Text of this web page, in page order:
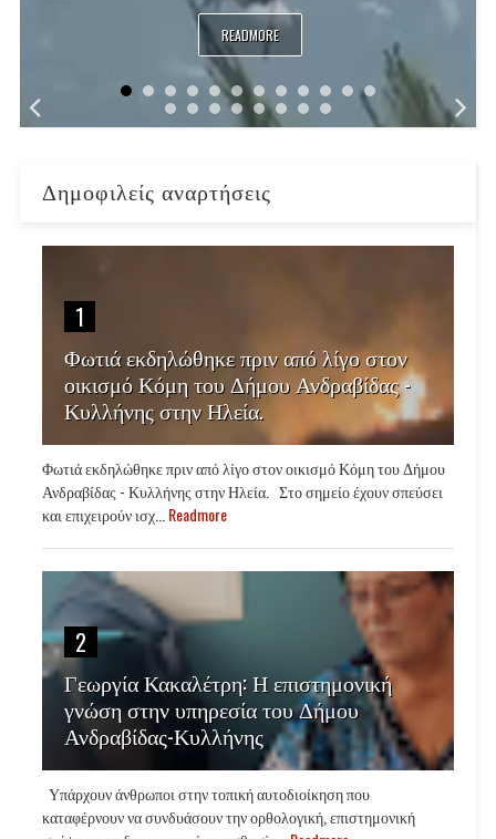
READMORE
Δημοφιλείς αναρτήσεις
1
Φωτιά εκδηλώθηκε πριν από λίγο στον
οικισμό Κόμη του Δήμου Ανδραβίδας -
Κυλλήνης στην Ηλεία.
Φωτιά εκδηλώθηκε πριν από λίγο στον οικισμό Κόμη του Δήμου
Ανδραβίδας - Κυλλήνης στην Ηλεία. Στο σημείο έχουν σπεύσει
και επιχειρούν ισχ...Readmore
2
Γεωργία Κακαλέτρη: Η επιστημονική
γνώση στην υπηρεσία του Δήμου
Ανδραβίδας-Κυλλήνης
Υπάρχουν άνθρωποι στην τοπική αυτοδιοίκηση που
καταφέρνουν να συνδυάσουν την ορθολογική, επιστημονική